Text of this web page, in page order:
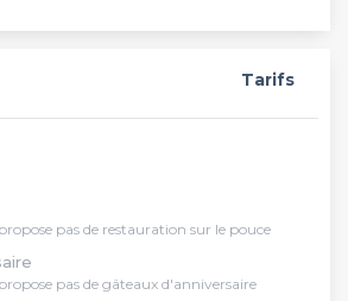
Tarifs
pas de restauration sur le pouce
pas de gâteaux d'anniversaire